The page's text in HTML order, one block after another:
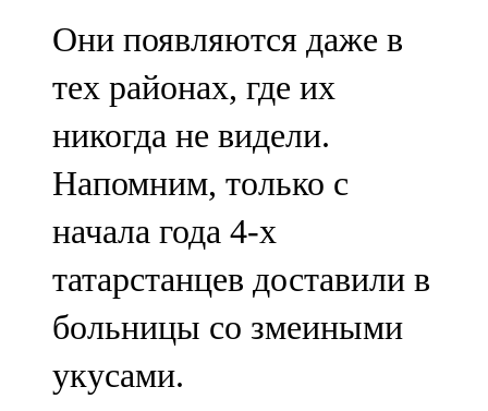
71,42 FM
Сарман
107,8 FM
Теләче
106,1 FM
Түбән Кама
102,6 FM
Чирмешән
Они появляются даже в
тех районах, где их
никогда не видели.
Напомним, только с
начала года 4-х
татарстанцев доставили в
больницы со змеиными
укусами.